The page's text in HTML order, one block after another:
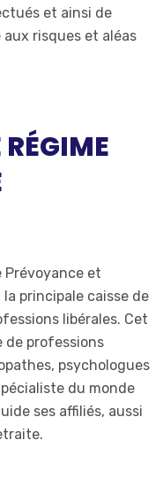
et ainsi de
risques et aléas
RÉGIME
Prévoyance et
la principale caisse de
libérales. Cet
de professions
psychologues
du monde
ses affiliés, aussi